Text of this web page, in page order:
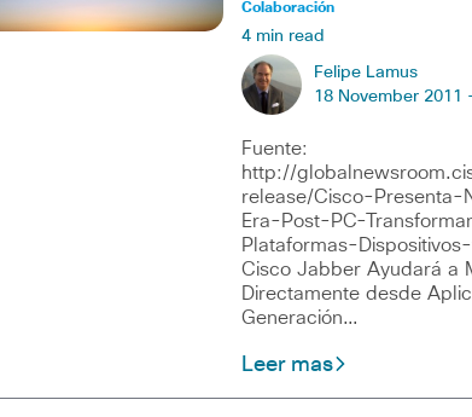
Colaboración
4 min read
Felipe Lamus
18 November 2011
Fuente:
http://
release/Cisco-
Era-Post-PC-
Plataformas-
Cisco Jabber Ayudará a
Directamente desde
Generación…
Leer mas